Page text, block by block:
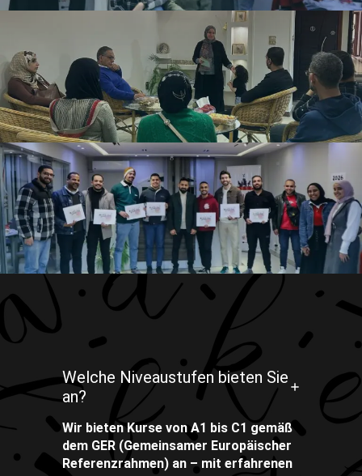
Welche Niveaustufen bieten Sie
an?
Wir bieten Kurse von A1 bis C1 gemäß
dem GER (Gemeinsamer Europäischer
Referenzrahmen) an – mit erfahrenen